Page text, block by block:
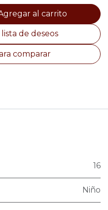
al carrito
comparar
de deseos
16
Niño